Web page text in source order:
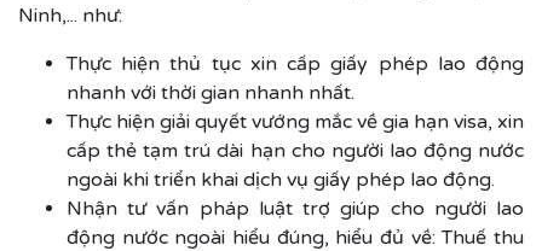
Ninh,... như:
Thực hiện thủ tục xin cấp giấy phép lao động
nhanh với thời gian nhanh nhất.
Thực hiện giải quyết vướng mắc về gia hạn visa, xin
cấp thẻ tạm trú dài hạn cho người lao động nước
ngoài khi triển khai dịch vụ giấy phép lao động.
Nhận tư vấn pháp luật trợ giúp cho người lao
động nước ngoài hiểu đúng, hiểu đủ về: Thuế thu